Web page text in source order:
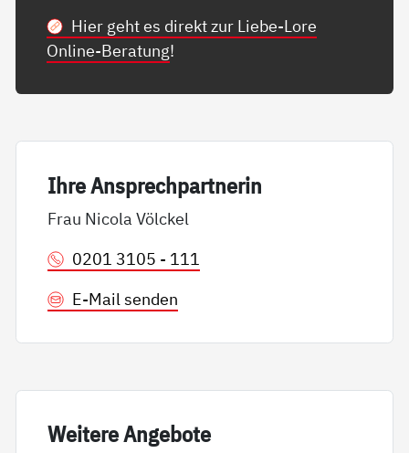
Hier geht es direkt zur Liebe-Lore
Online-Beratung!
Ih­re An­sp­rech­part­ne­rin
Frau Nicola Völckel
0201 3105 - 111
E-Mail senden
Wei­te­re An­ge­bo­te